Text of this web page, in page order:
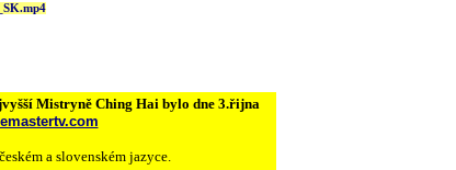
Mistryně Ching Hai bylo dne 3.řijna
a slovenském jazyce.